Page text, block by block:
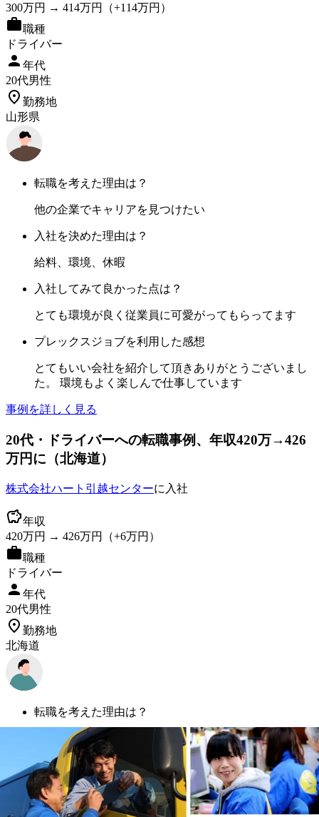
300万円 → 414万円 （+114万円）
職種
ドライバー
年代
20代男性
勤務地
山形県
転職を考えた理由は？
他の企業でキャリアを見つけたい
入社を決めた理由は？
給料、環境、休暇
入社してみて良かった点は？
とても環境が良く従業員に可愛がってもらってます
プレックスジョブを利用した感想
とてもいい会社を紹介して頂きありがとうございまし
た。 環境もよく楽しんで仕事しています
事例を詳しく見る
20代 ・ドライバーへの転職事例 、年収420万→426
万円に （北海道）
株式会社ハート引越センターに入社
年収
420万円 → 426万円 （+6万円）
職種
ドライバー
年代
20代男性
勤務地
北海道
転職を考えた理由は？
家族の時間が欲しかったから
入社を決めた理由は？
前職が肉体労働で体力に自信があったから